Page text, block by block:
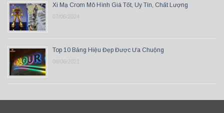
Xi Mạ Crom Mô Hình Giá Tốt, Uy Tín, Chất Lượng
07/06/2024
Top 10 Bảng Hiệu Đẹp Được Ưa Chuộng
08/06/2021